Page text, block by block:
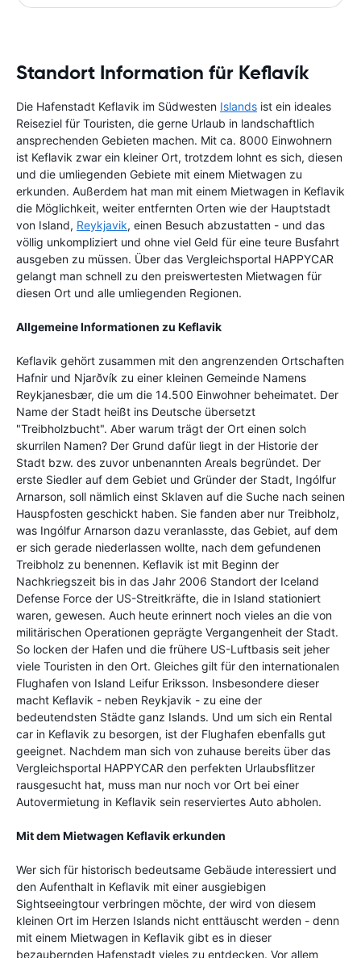
Standort Information für Keflavík
Die Hafenstadt Keflavik im Südwesten Islands ist ein ideales
Reiseziel für Touristen, die gerne Urlaub in landschaftlich
ansprechenden Gebieten machen. Mit ca. 8000 Einwohnern
ist Keflavik zwar ein kleiner Ort, trotzdem lohnt es sich, diesen
und die umliegenden Gebiete mit einem Mietwagen zu
erkunden. Außerdem hat man mit einem Mietwagen in Keflavik
die Möglichkeit, weiter entfernten Orten wie der Hauptstadt
von Island, Reykjavik, einen Besuch abzustatten - und das
völlig unkompliziert und ohne viel Geld für eine teure Busfahrt
ausgeben zu müssen. Über das Vergleichsportal HAPPYCAR
gelangt man schnell zu den preiswertesten Mietwagen für
diesen Ort und alle umliegenden Regionen.
Allgemeine Informationen zu Keflavik
Keflavik gehört zusammen mit den angrenzenden Ortschaften
Hafnir und Njarðvík zu einer kleinen Gemeinde Namens
Reykjanesbær, die um die 14.500 Einwohner beheimatet. Der
Name der Stadt heißt ins Deutsche übersetzt
"Treibholzbucht". Aber warum trägt der Ort einen solch
skurrilen Namen? Der Grund dafür liegt in der Historie der
Stadt bzw. des zuvor unbenannten Areals begründet. Der
erste Siedler auf dem Gebiet und Gründer der Stadt, Ingólfur
Arnarson, soll nämlich einst Sklaven auf die Suche nach seinen
Hauspfosten geschickt haben. Sie fanden aber nur Treibholz,
was Ingólfur Arnarson dazu veranlasste, das Gebiet, auf dem
er sich gerade niederlassen wollte, nach dem gefundenen
Treibholz zu benennen. Keflavik ist mit Beginn der
Nachkriegszeit bis in das Jahr 2006 Standort der Iceland
Defense Force der US-Streitkräfte, die in Island stationiert
waren, gewesen. Auch heute erinnert noch vieles an die von
militärischen Operationen geprägte Vergangenheit der Stadt.
So locken der Hafen und die frühere US-Luftbasis seit jeher
viele Touristen in den Ort. Gleiches gilt für den internationalen
Flughafen von Island Leifur Eriksson. Insbesondere dieser
macht Keflavik - neben Reykjavik - zu eine der
bedeutendsten Städte ganz Islands. Und um sich ein Rental
car in Keflavik zu besorgen, ist der Flughafen ebenfalls gut
geeignet. Nachdem man sich von zuhause bereits über das
Vergleichsportal HAPPYCAR den perfekten Urlaubsflitzer
rausgesucht hat, muss man nur noch vor Ort bei einer
Autovermietung in Keflavik sein reserviertes Auto abholen.
Mit dem Mietwagen Keflavik erkunden
Wer sich für historisch bedeutsame Gebäude interessiert und
den Aufenthalt in Keflavik mit einer ausgiebigen
Sightseeingtour verbringen möchte, der wird von diesem
kleinen Ort im Herzen Islands nicht enttäuscht werden - denn
mit einem Mietwagen in Keflavik gibt es in dieser
bezaubernden Hafenstadt vieles zu entdecken. Vor allem